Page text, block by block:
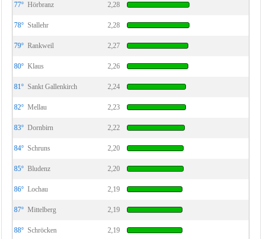
77° Hörbranz 2,28
78° Stallehr 2,28
79° Rankweil 2,27
80° Klaus 2,26
81° Sankt Gallenkirch 2,24
82° Mellau 2,23
83° Dornbirn 2,22
84° Schruns 2,20
85° Bludenz 2,20
86° Lochau 2,19
87° Mittelberg 2,19
88° Schröcken 2,19